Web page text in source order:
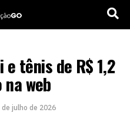
tênis de R$ 1,2
web
de julho de 2026